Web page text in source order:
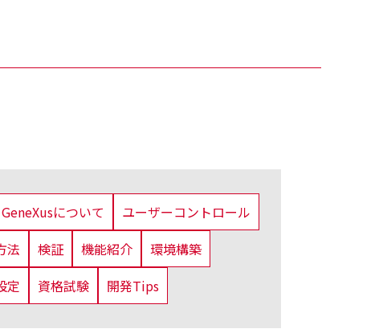
GeneXusについて
ユーザーコントロール
法
検証 機能紹介
環境構築
定
資格試験 開発Tips